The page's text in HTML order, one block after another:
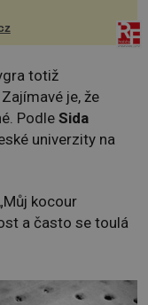
česneku hl...
totiž
je, že
Podle Sida
univerzity na
kocour
a často se toulá